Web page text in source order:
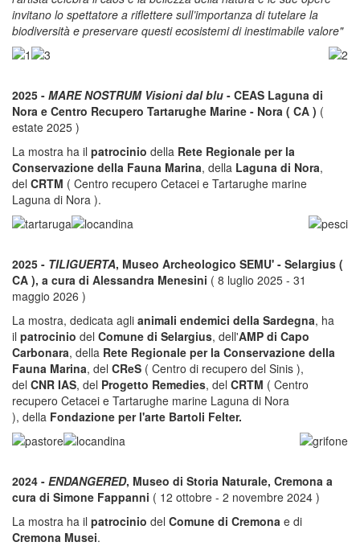
invitano lo spettatore a riflettere sull’importanza di tutelare la
biodiversità e preservare questi ecosistemi di inestimabile valore"
2025 - MARE NOSTRUM Visioni dal blu - CEAS Laguna di
Nora e Centro Recupero Tartarughe Marine - Nora ( CA ) (
estate 2025 )
La mostra ha il patrocinio della Rete Regionale per la
Conservazione della Fauna Marina, della Laguna di Nora,
del CRTM ( Centro recupero Cetacei e Tartarughe marine
Laguna di Nora ).
2025 - TILIGUERTA, Museo Archeologico SEMU' - Selargius (
CA ), a cura di Alessandra Menesini ( 8 luglio 2025 - 31
maggio 2026 )
La mostra, dedicata agli animali endemici della Sardegna, ha
il patrocinio del Comune di Selargius, dell'AMP di Capo
Carbonara, della Rete Regionale per la Conservazione della
Fauna Marina, del CReS ( Centro di recupero del Sinis ),
del CNR IAS, del Progetto Remedies, del CRTM ( Centro
recupero Cetacei e Tartarughe marine Laguna di Nora
), della Fondazione per l'arte Bartoli Felter.
2024 - ENDANGERED, Museo di Storia Naturale, Cremona a
cura di Simone Fappanni ( 12 ottobre - 2 novembre 2024 )
La mostra ha il patrocinio del Comune di Cremona e di
Cremona Musei.